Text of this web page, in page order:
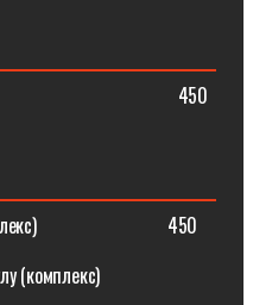
⠀⠀⠀⠀⠀⠀⠀⠀⠀450
(комплекс)